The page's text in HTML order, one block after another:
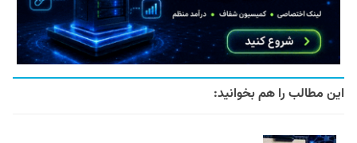
این مطالب را هم بخوانید: